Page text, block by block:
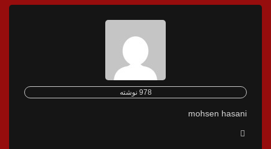
978 نوشته
mohsen hasani